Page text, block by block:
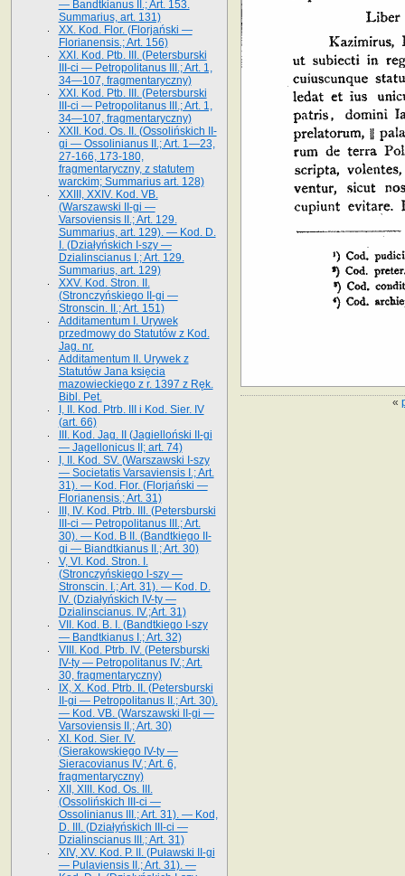
«
— Bandtkianus II.; Art. 153.
Summarius, art. 131)
XX. Kod. Flor. (Florjański —
Florianensis.; Art. 156)
XXI. Kod. Ptb. III. (Petersburski
III-ci — Petropolitanus III.; Art. 1,
34—107, fragmentaryczny)
XXI. Kod. Ptb. III. (Petersburski
III-ci — Petropolitanus III.; Art. 1,
34—107, fragmentaryczny)
XXII. Kod. Os. II. (Ossolińskich II-
gi — Ossolinianus II.; Art. 1—23,
27-166, 173-180,
fragmentaryczny, z statutem
warckim; Summarius art. 128)
XXIII, XXIV. Kod. VB.
(Warszawski II-gi —
Varsoviensis II.; Art. 129.
Summarius, art. 129). — Kod. D.
I. (Działyńskich I-szy —
Dzialinscianus I.; Art. 129.
Summarius, art. 129)
XXV. Kod. Stron. II.
(Stronczyńskiego II-gi —
Stronscin. II.; Art. 151)
Additamentum I. Urywek
przedmowy do Statutów z Kod.
Jag. nr.
Additamentum II. Urywek z
Statutów Jana księcia
mazowieckiego z r. 1397 z Ręk.
Bibl. Pet.
I, II. Kod. Ptrb. III i Kod. Sier. IV
(art. 66)
III. Kod. Jag. II (Jagielloński II-gi
— Jagellonicus II; art. 74)
I, II. Kod. SV. (Warszawski I-szy
— Societatis Varsaviensis I.; Art.
31). — Kod. Flor. (Florjański —
Florianensis.; Art. 31)
III, IV. Kod. Ptrb. III. (Petersburski
III-ci — Petropolitanus III.; Art.
30). — Kod. B II. (Bandtkiego II-
gi — Biandtkianus II.; Art. 30)
V, VI. Kod. Stron. I.
(Stronczyńskiego l-szy —
Stronscin. I.; Art. 31). — Kod. D.
IV. (Działyńskich IV-ty —
Dzialinscianus. IV.;Art. 31)
VII. Kod. B. I. (Bandtkiego I-szy
— Bandtkianus I.; Art. 32)
VIII. Kod. Ptrb. IV. (Petersburski
IV-ty — Petropolitanus IV.; Art.
30, fragmentaryczny)
IX, X. Kod. Ptrb. II. (Petersburski
II-gi — Petropolitanus II.; Art. 30).
— Kod. VB. (Warszawski II-gi —
Varsoviensis II.; Art. 30)
XI. Kod. Sier. IV.
(Sierakowskiego IV-ty —
Sieracovianus IV.; Art. 6,
fragmentaryczny)
XII, XIII. Kod. Os. III.
(Ossolińskich III-ci —
Ossolinianus III.; Art. 31). — Kod,
D. III. (Działyńskich III-ci —
Dzialinscianus III.; Art. 31)
XIV, XV. Kod. P. II. (Puławski II-gi
— Pulaviensis II.; Art. 31). —